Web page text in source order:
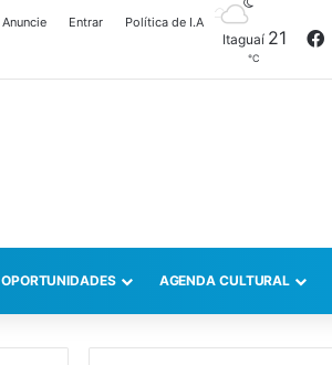
Anuncie Entrar Política de I.A
Itaguaí 21
℃
OPORTUNIDADES AGENDA CULTURAL